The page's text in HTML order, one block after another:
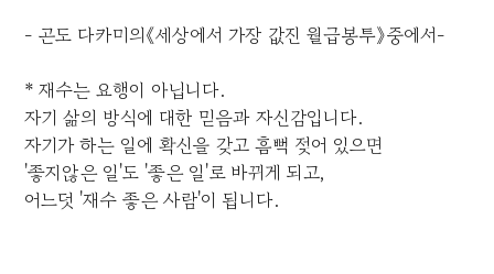
- 곤도 다카미의《세상에서 가장 값진 월급봉투》중에서-
* 재수는 요행이 아닙니다.
자기 삶의 방식에 대한 믿음과 자신감입니다.
자기가 하는 일에 확신을 갖고 흠뻑 젖어 있으면
'좋지않은 일'도 '좋은 일'로 바뀌게 되고,
어느덧 '재수 좋은 사람'이 됩니다.